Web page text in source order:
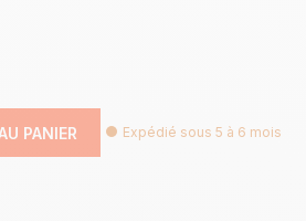
PANIER Expédié sous 5 à 6 mois